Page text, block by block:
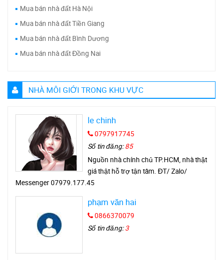
Mua bán nhà đất Hà Nội
Mua bán nhà đất Tiền Giang
Mua bán nhà đất Bình Dương
Mua bán nhà đất Đồng Nai
NHÀ MÔI GIỚI TRONG KHU VỰC
le chinh
0797917745
Số tin đăng:85
Nguồn nhà chính chủ TP.HCM, nhà thật
giá thật hỗ trợ tận tâm. ĐT/ Zalo/
Messenger 07979.177.45
phạm văn hai
0866370079
Số tin đăng:3